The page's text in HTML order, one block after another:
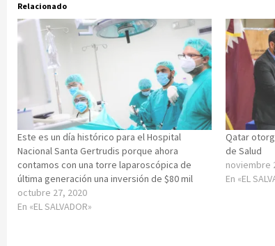
Relacionado
Este es un día histórico para el Hospital
Nacional Santa Gertrudis porque ahora
contamos con una torre laparoscópica de
última generación una inversión de $80 mil
octubre 27, 2020
En «EL SALVADOR»
Qatar
de Salud
noviembre
En «EL